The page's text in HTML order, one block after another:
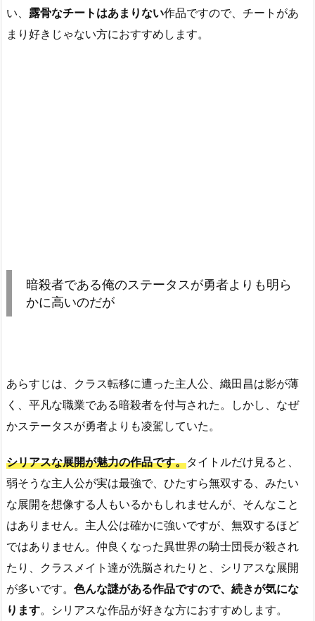
い、 露骨なチートはあまりない作品ですので、チートがあ
まり好きじゃない方におすすめします。
暗殺者である俺のステータスが勇者よりも明ら
かに高いのだが
あらすじは、クラス転移に遭った主人公、織田昌は影が薄
く、平凡な職業である暗殺者を付与された。しかし、なぜ
かステータスが勇者よりも凌駕していた。
シリアスな展開が魅力の作品です。タイトルだけ見ると、
弱そうな主人公が実は最強で、ひたすら無双する、みたい
な展開を想像する人もいるかもしれませんが、そんなこと
はありません。主人公は確かに強いですが、無双するほど
ではありません。仲良くなった異世界の騎士団長が殺され
たり、クラスメイト達が洗脳されたりと、シリアスな展開
が多いです。 色んな謎がある作品ですので、続きが気にな
ります。シリアスな作品が好きな方におすすめします。